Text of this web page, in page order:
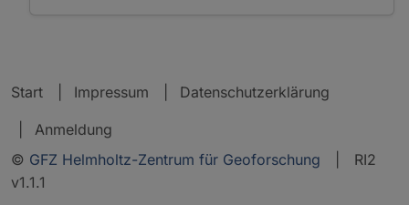
Start Impressum Datenschutzerklärung
Anmeldung
© GFZ Helmholtz-Zentrum für Geoforschung | RI2
v1.1.1